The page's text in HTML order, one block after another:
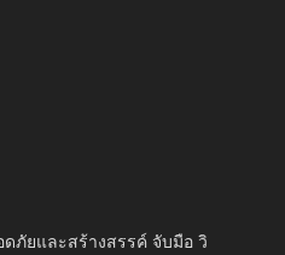
ภัยและสร้างสรรค์ จับมือ วิ